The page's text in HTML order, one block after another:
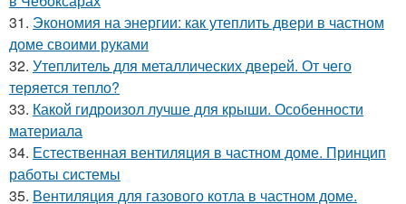
31. Экономия на энергии: как утеплить двери в частном
доме своими руками
32. Утеплитель для металлических дверей. От чего
теряется тепло?
33. Какой гидроизол лучше для крыши. Особенности
материала
34. Естественная вентиляция в частном доме. Принцип
работы системы
35. Вентиляция для газового котла в частном доме.